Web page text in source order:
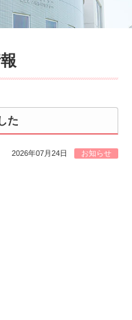
た
2026年07月24日 お知らせ